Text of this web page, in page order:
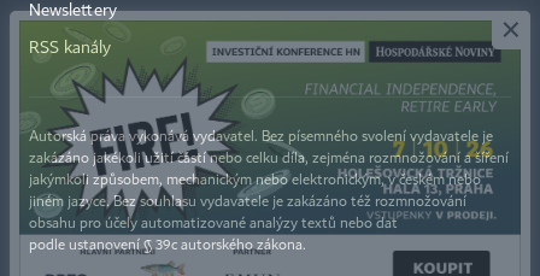
Newslettery
RSS kanály
Autorská práva vykonává vydavatel. Bez písemného svolení vydavatele je
zakázáno jakékoli užití částí nebo celku díla, zejména rozmnožování a šíření
jakýmkoli způsobem, mechanickým nebo elektronickým, v českém nebo
jiném jazyce. Bez souhlasu vydavatele je zakázáno též rozmnožování
obsahu pro účely automatizované analýzy textů nebo dat
podle ustanovení § 39c autorského zákona.